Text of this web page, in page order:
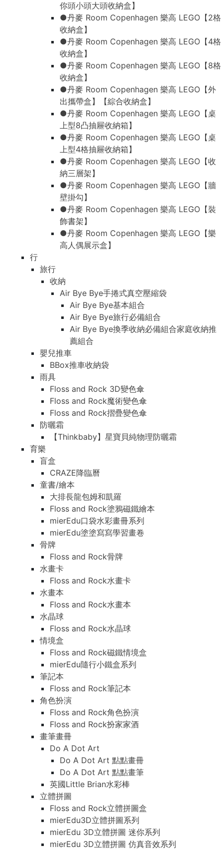
你頭小頭大頭收納盒】
●丹麥 Room Copenhagen 樂高 LEGO【2格
收納盒】
●丹麥 Room Copenhagen 樂高 LEGO【4格
收納盒】
●丹麥 Room Copenhagen 樂高 LEGO【8格
收納盒】
●丹麥 Room Copenhagen 樂高 LEGO【外
出攜帶盒】【綜合收納盒】
●丹麥 Room Copenhagen 樂高 LEGO【桌
上型8凸抽屜收納箱】
●丹麥 Room Copenhagen 樂高 LEGO【桌
上型4格抽屜收納箱】
●丹麥 Room Copenhagen 樂高 LEGO【收
納三層架】
●丹麥 Room Copenhagen 樂高 LEGO【牆
壁掛勾】
●丹麥 Room Copenhagen 樂高 LEGO【裝
飾書架】
●丹麥 Room Copenhagen 樂高 LEGO【樂
高人偶展示盒】
行
旅行
收納
Air Bye Bye手捲式真空壓縮袋
Air Bye Bye基本組合
Air Bye Bye旅行必備組合
Air Bye Bye換季收納必備組合家庭收納推
薦組合
嬰兒推車
BBox推車收納袋
雨具
Floss and Rock 3D變色傘
Floss and Rock魔術變色傘
Floss and Rock摺疊變色傘
防曬霜
【Thinkbaby】星寶貝純物理防曬霜
育樂
盲盒
CRAZE降臨曆
童書/繪本
大排長龍包姆和凱羅
Floss and Rock塗鴉磁鐵繪本
mierEdu口袋水彩畫冊系列
mierEdu塗塗寫寫學習畫卷
骨牌
Floss and Rock骨牌
水畫卡
Floss and Rock水畫卡
水畫本
Floss and Rock水畫本
水晶球
Floss and Rock水晶球
情境盒
Floss and Rock磁鐵情境盒
mierEdu隨行小鐵盒系列
筆記本
Floss and Rock筆記本
角色扮演
Floss and Rock角色扮演
Floss and Rock扮家家酒
畫筆畫冊
Do A Dot Art
Do A Dot Art 點點畫冊
Do A Dot Art 點點畫筆
英國Little Brian水彩棒
立體拼圖
Floss and Rock立體拼圖盒
mierEdu3D立體拼圖系列
mierEdu 3D立體拼圖 迷你系列
mierEdu 3D立體拼圖 仿真音效系列